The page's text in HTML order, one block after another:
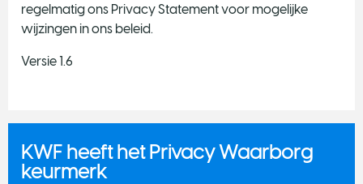
regelmatig ons Privacy Statement voor mogelijke
wijzingen in ons beleid.
Versie 1.6
KWF heeft het Privacy Waarborg
keurmerk